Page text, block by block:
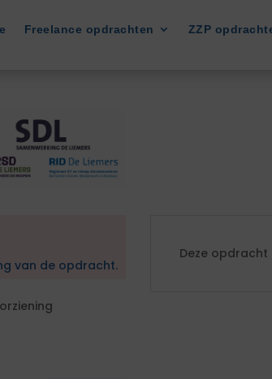
Freelance opdrachten ZZP
van de opdracht.
Deze opdracht